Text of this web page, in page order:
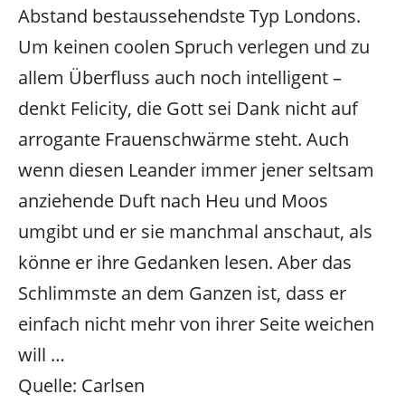
Abstand bestaussehendste Typ Londons.
Um keinen coolen Spruch verlegen und zu
allem Überfluss auch noch intelligent –
denkt Felicity, die Gott sei Dank nicht auf
arrogante Frauenschwärme steht. Auch
wenn diesen Leander immer jener seltsam
anziehende Duft nach Heu und Moos
umgibt und er sie manchmal anschaut, als
könne er ihre Gedanken lesen. Aber das
Schlimmste an dem Ganzen ist, dass er
einfach nicht mehr von ihrer Seite weichen
will …
Quelle: Carlsen